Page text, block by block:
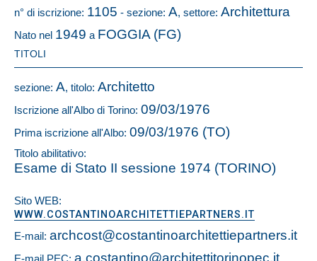
n° di iscrizione: 1105 - sezione: A, settore: Architettura
Nato nel 1949 a FOGGIA (FG)
TITOLI
sezione: A, titolo: Architetto
Iscrizione all'Albo di Torino: 09/03/1976
Prima iscrizione all'Albo: 09/03/1976 (TO)
Titolo abilitativo:
Esame di Stato II sessione 1974 (TORINO)
Sito WEB:
WWW.COSTANTINOARCHITETTIEPARTNERS.IT
E-mail: archcost@costantinoarchitettiepartners.it
E-mail PEC: a.costantino@architettitorinopec.it